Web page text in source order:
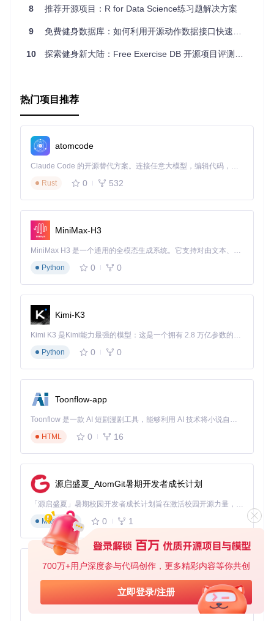
700万+用户深度参与代码创作，更多精彩内容等你共创
立即登录/注册
8 推荐开源项目：R for Data Science练习题解决方案
9 免费健身数据库：如何利用开源动作数据接口快速开发专业健身应用
10 探索健身新大陆：Free Exercise DB 开源项目评测与推荐
热门项目推荐
atomcode
Claude Code 的开源替代方案。连接任意大模型，编辑代码，运行命令，自动验证 — 全自动执行。用 Rust 构建，极致性能。 ｜ An open-source alternative to Claude Code. Connect any LLM, edit code, run commands, and verify changes — autonomously. Built in Rust for speed. Get Started
Rust
0 532
MiniMax-H3
MiniMax H3 是一个通用的全模态生成系统。它支持对由文本、图像、视频和音频组成的多模态上下文进行统一理解，并能生成分辨率高达 2K、时长可达 15 秒的带原生立体声音频的视频。得益于面向任务泛化的系统设计，H3 在预训练阶段就已具备广泛的多模态上下文理解与生成能力，能够出色地执行复杂的多模态指令。
Python
0 0
Kimi-K3
Kimi K3 是Kimi能力最强的模型：这是一个拥有 2.8 万亿参数的混合专家（MoE）模型，具备原生视觉理解能力，并支持 100 万 token 的上下文窗口。
Python
0 0
Toonflow-app
Toonflow 是一款 AI 短剧漫剧工具，能够利用 AI 技术将小说自动转化为剧本，并结合 AI 生成的图片和视频，实现高效的短剧创作。借助 Toonflow，可以轻松完成从文字到影像的全流程，让短剧制作变得更加智能与便捷。
HTML
0 16
源启盛夏_AtomGit暑期开发者成长计划
「源启盛夏」暑期校园开发者成长计划旨在激活校园开源力量，通过积分激励、认证扶持、资源倾斜等形式，引导高校组织和开发者完成「入驻 — 建项目 — 做贡献 — 获认证 — 得资源」的完整闭环。无论你是想带领社团入驻平台的组织者，还是希望用代码贡献证明自己的开发者，都能在这里找到属于你的成长路径。
Markdown
0 1
AionUi
免费、本地、开源的 24/7 全天候 Cowork 应用，以及适用于 Gemini CLI、Claude Code、Codex、OpenCode、Qwen Code、Goose CLI、Auggie 等的 OpenClaw | 🌟 喜欢就点star吧
TypeScript
0 6